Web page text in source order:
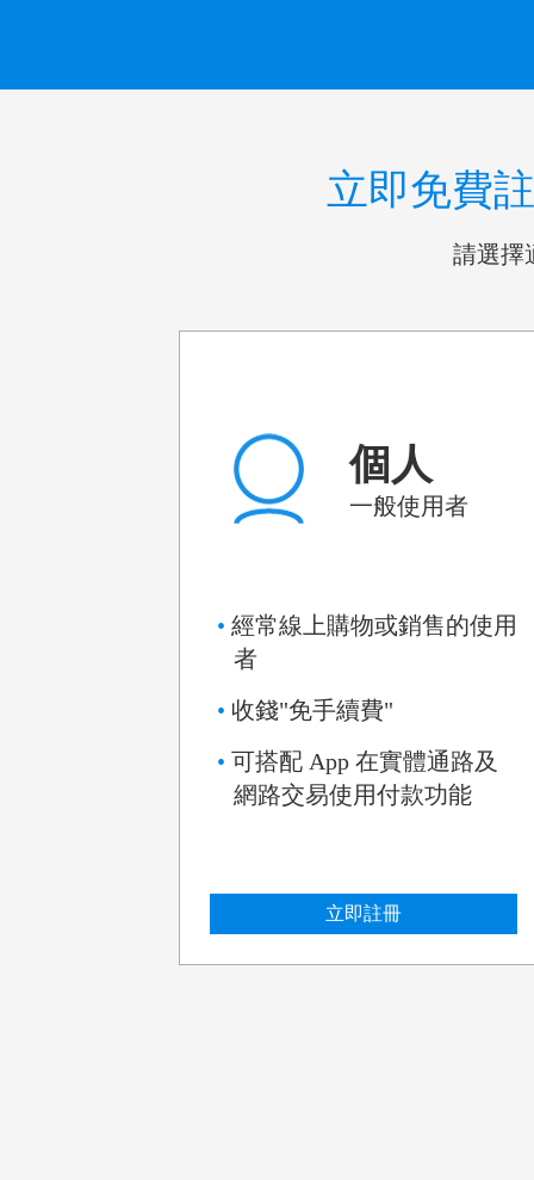
立即免費
請選擇
個人
一般使用者
經常線上購物或銷售的使用
者
收錢"免手續費"
可搭配 App 在實體通路及
網路交易使用付款功能
立即註冊